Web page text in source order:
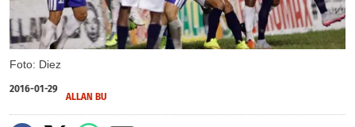
Foto: Diez
2016-01-29
ALLAN BU